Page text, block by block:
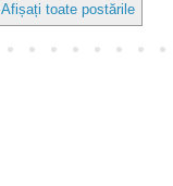
Afișați toate postările